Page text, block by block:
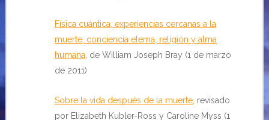
Física cuántica, experiencias cercanas a la
muerte, conciencia eterna, religión y alma
humana , de William Joseph Bray (1 de marzo
de 2011)
Sobre la vida después de la muerte, revisado
por Elizabeth Kubler-Ross y Caroline Myss (1